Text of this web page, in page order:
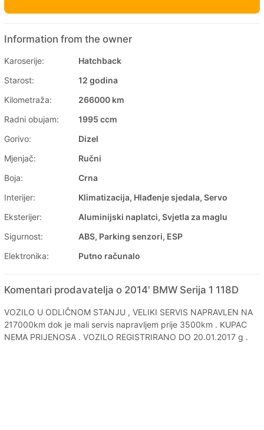
Information from the owner
Karoserije:
Hatchback
Starost:
12 godina
Kilometraža:
266000 km
Radni obujam:
1995 ccm
Gorivo:
Dizel
Mjenjač:
Ručni
Boja:
Crna
Interijer:
Klimatizacija, Hlađenje sjedala, Servo
Eksterijer:
Aluminijski naplatci, Svjetla za maglu
Sigurnost:
ABS, Parking senzori, ESP
Elektronika:
Putno računalo
Komentari prodavatelja o 2014' BMW Serija 1 118D
VOZILO U ODLIČNOM STANJU , VELIKI SERVIS NAPRAVLEN NA
217000km dok je mali servis napravljem prije 3500km . KUPAC
NEMA PRIJENOSA . VOZILO REGISTRIRANO DO 20.01.2017 g .